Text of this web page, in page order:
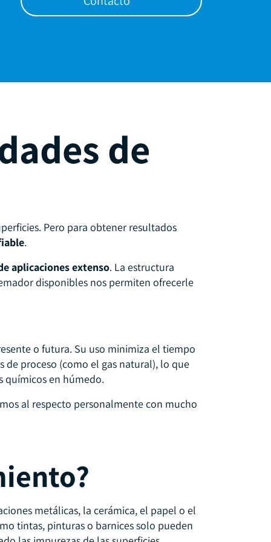
de
Pero para obtener resultados
.
aplicaciones extenso. La estructura
disponibles nos permiten ofrecerle
o futura. Su uso minimiza el tiempo
de proceso (como el gas natural), lo que
químicos en húmedo.
al respecto personalmente con mucho
metálicas, la cerámica, el papel o el
tintas, pinturas o barnices solo pueden